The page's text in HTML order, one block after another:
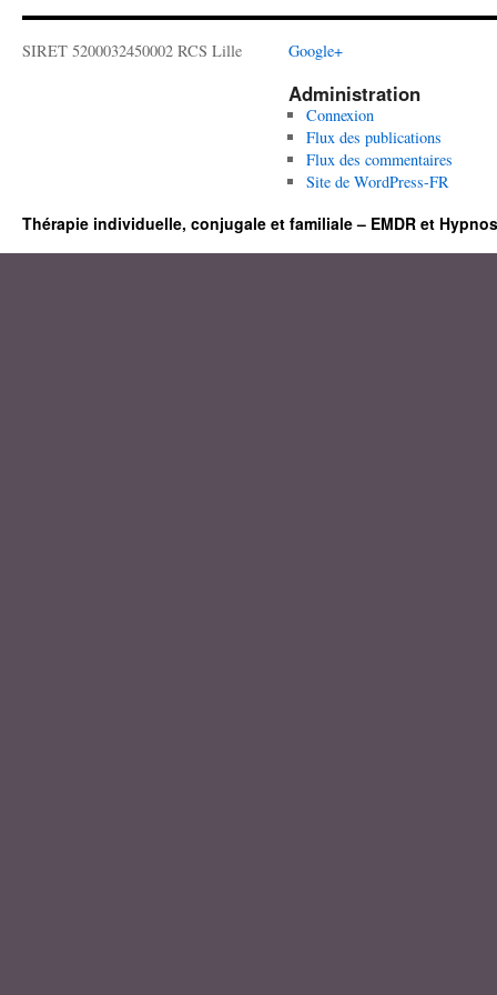
SIRET 5200032450002 RCS Lille Google+
Administration
Connexion
Flux des publications
Flux des commentaires
Site de WordPress-FR
Thérapie individuelle, conjugale et familiale – EMDR et